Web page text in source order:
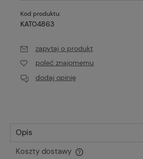
Kod produktu:
KAT04863
zapytaj o produkt
poleć znajomemu
dodaj opinię
Opis
Koszty dostawy